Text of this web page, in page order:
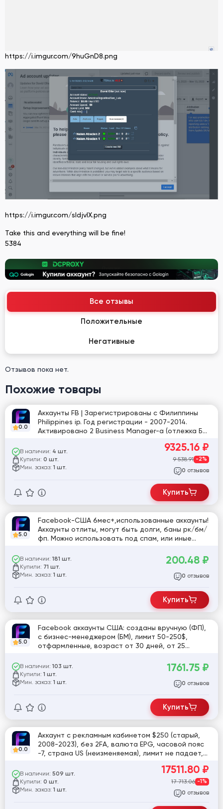
https://i.imgur.com/9huGnD8.png
https://i.imgur.com/sldjvIX.png
Take this and everything will be fine!
5384
Все отзывы
Положительные
Негативные
Отзывов пока нет.
Похожие товары
0.0
Аккаунты FB | Зарегистрированы с Филиппины
Philippines ip. Год регистрации - 2007-2014.
Активировано 2 Business Manager-а (отлежка БМ
250$. Активирован маркетплейс, подходит для
рекламы. Подтверждены по почте, почты в
комплекте нет. Пол (MIX). Двухфакторная
В наличии: 4 шт.
Купили: 0 шт.
Мин. заказ: 1 шт.
9325.16 ₽
9 538.91 -2%
0 отзывов
Купить
5.0
Facebook-США 6мес+,использованные аккаунты!
Аккаунты отлиты, могут быть долги, баны рк/бм/
фп. Можно использовать под спам, или иные
В наличии: 181 шт.
Купили: 71 шт.
Мин. заказ: 1 шт.
200.48 ₽
0 отзывов
Купить
5.0
Facebook аккаунты США: созданы вручную (ФП),
с бизнес-менеджером (БМ), лимит 50-250$,
отфармленные, возраст от 30 дней, от 25
login, password, email, password, cookies,
useragent, access token, eaab access token
[815467]
В наличии: 103 шт.
Купили: 1 шт.
Мин. заказ: 1 шт.
1761.75 ₽
0 отзывов
Купить
0.0
Аккаунт с рекламным кабинетом $250 (старый,
2008-2023), без 2FA, валюта EPG, часовой пояс
-7, страна US (неизменяемая), лимит не падает,
В наличии: 509 шт.
Купили: 0 шт.
Мин. заказ: 1 шт.
17511.80 ₽
17 713.06 -1%
0 отзывов